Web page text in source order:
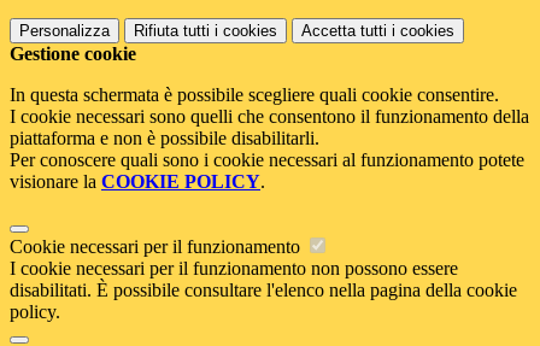
Personalizza Rifiuta tutti i cookies Accetta tutti i cookies
Gestione cookie
In questa schermata è possibile scegliere quali cookie consentire.
I cookie necessari sono quelli che consentono il funzionamento della
piattaforma e non è possibile disabilitarli.
Per conoscere quali sono i cookie necessari al funzionamento potete
visionare la COOKIE POLICY.
Cookie necessari per il funzionamento
I cookie necessari per il funzionamento non possono essere
disabilitati. È possibile consultare l'elenco nella pagina della cookie
policy.